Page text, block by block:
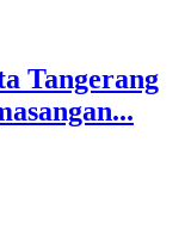
Tangerang